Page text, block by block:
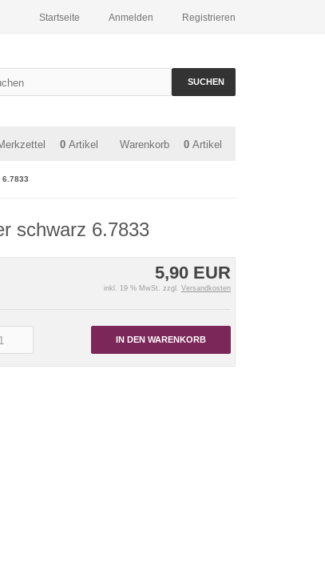
Registrieren
Anmelden
Startseite
SUCHEN
Warenkorb 0 Artikel
0 Artikel
schwarz 6.7833
5,90 EUR
inkl. 19 % MwSt. zzgl. Versandkosten
IN DEN WARENKORB